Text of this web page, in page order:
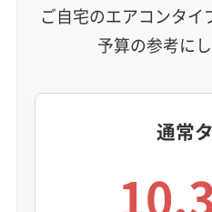
利便性・サービス (12)
当日予約可能
即日対応可能
防カビ・抗菌
※項目にカーソルを合わせ
ご自宅のエアコンタイ
予算の参考に
通常